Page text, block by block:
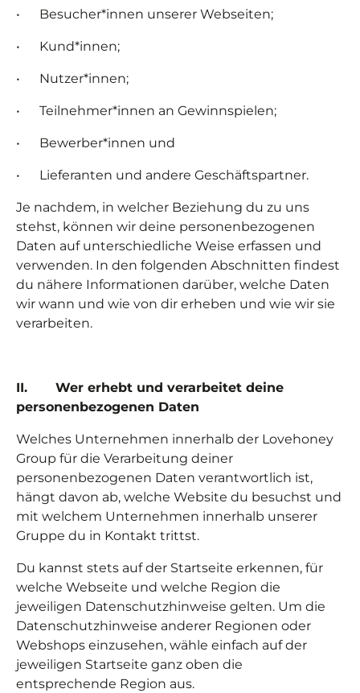
• Besucher*innen unserer Webseiten;
• Kund*innen;
• Nutzer*innen;
• Teilnehmer*innen an Gewinnspielen;
• Bewerber*innen und
• Lieferanten und andere Geschäftspartner.
Je nachdem, in welcher Beziehung du zu uns
stehst, können wir deine personenbezogenen
Daten auf unterschiedliche Weise erfassen und
verwenden. In den folgenden Abschnitten findest
du nähere Informationen darüber, welche Daten
wir wann und wie von dir erheben und wie wir sie
verarbeiten.
II. Wer erhebt und verarbeitet deine
personenbezogenen Daten
Welches Unternehmen innerhalb der Lovehoney
Group für die Verarbeitung deiner
personenbezogenen Daten verantwortlich ist,
hängt davon ab, welche Website du besuchst und
mit welchem Unternehmen innerhalb unserer
Gruppe du in Kontakt trittst.
Du kannst stets auf der Startseite erkennen, für
welche Webseite und welche Region die
jeweiligen Datenschutzhinweise gelten. Um die
Datenschutzhinweise anderer Regionen oder
Webshops einzusehen, wähle einfach auf der
jeweiligen Startseite ganz oben die
entsprechende Region aus.